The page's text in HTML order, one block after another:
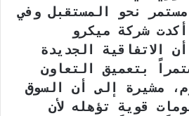
نحو المستقبل وفي
شركة ميكرو
الاتفاقية الجديدة
بتعميق التعاون
مشيرة إلى أن السوق
قوية تؤهله لأن